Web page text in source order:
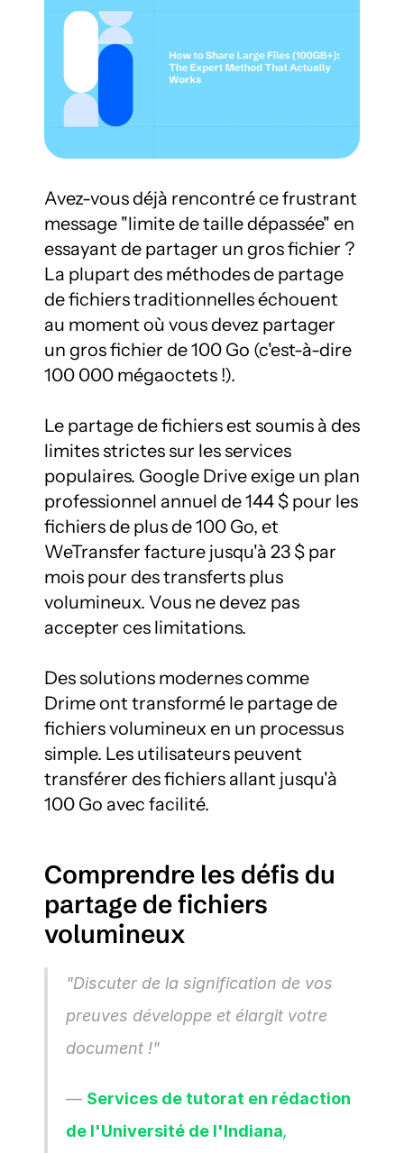
Avez-vous déjà rencontré ce frustrant
message "limite de taille dépassée" en
essayant de partager un gros fichier ?
La plupart des méthodes de partage
de fichiers traditionnelles échouent
au moment où vous devez partager
un gros fichier de 100 Go (c'est-à-dire
100 000 mégaoctets !).
Le partage de fichiers est soumis à des
limites strictes sur les services
populaires. Google Drive exige un plan
professionnel annuel de 144 $ pour les
fichiers de plus de 100 Go, et
WeTransfer facture jusqu'à 23 $ par
mois pour des transferts plus
volumineux. Vous ne devez pas
accepter ces limitations.
Des solutions modernes comme
Drime ont transformé le partage de
fichiers volumineux en un processus
simple. Les utilisateurs peuvent
transférer des fichiers allant jusqu'à
100 Go avec facilité.
Comprendre les défis du
partage de fichiers
volumineux
"Discuter de la signification de vos
preuves développe et élargit votre
document !"
— Services de tutorat en rédaction
de l'Université de l'Indiana